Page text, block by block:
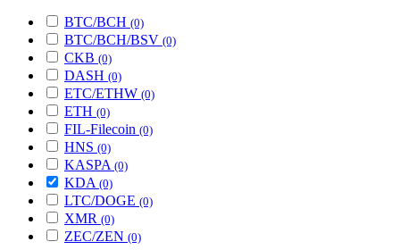
BTC/BCH (0)
BTC/BCH/BSV (0)
CKB (0)
DASH (0)
ETC/ETHW (0)
ETH (0)
FIL-Filecoin (0)
HNS (0)
KASPA (0)
KDA (0)
LTC/DOGE (0)
XMR (0)
ZEC/ZEN (0)